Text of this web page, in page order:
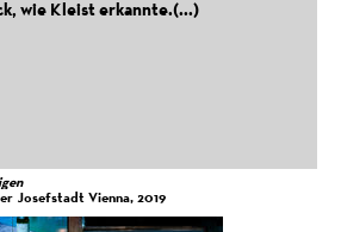
Josefstadt Vienna, 2019
wie Kleist erkannte.(...)